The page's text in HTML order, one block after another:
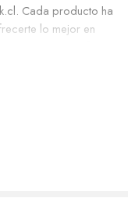
Cada producto ha
lo mejor en